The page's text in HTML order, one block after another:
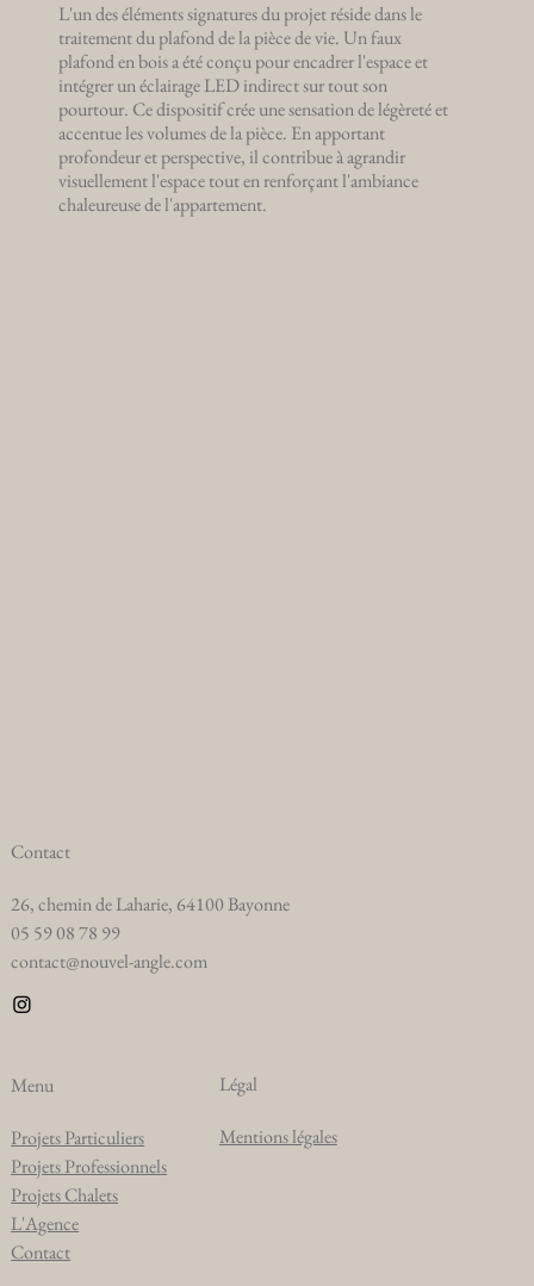
L'un des éléments signatures du projet réside dans le
traitement du plafond de la pièce de vie. Un faux
plafond en bois a été conçu pour encadrer l'espace et
intégrer un éclairage LED indirect sur tout son
pourtour. Ce dispositif crée une sensation de légèreté et
accentue les volumes de la pièce. En apportant
profondeur et perspective, il contribue à agrandir
visuellement l'espace tout en renforçant l'ambiance
chaleureuse de l'appartement.
Contact
26, chemin de Laharie, 64100 Bayonne
05 59 08 78 99
contact@nouvel-angle.com
Menu
Projets Particuliers
Projets Professionnels
Projets Chalets
L'Agence
Contact
Légal
Mentions légales